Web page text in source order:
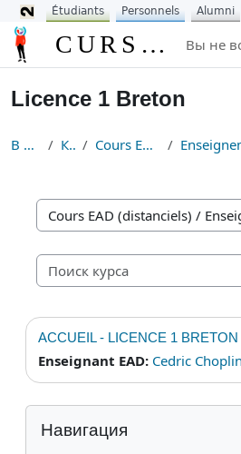
Перейти к основному содержанию
CURSUS Вы не
Licence 1 Breton
В начало Курсы Cours EAD (distanciels)
Категории курсов
ACCUEIL - LICENCE 1 BRETON
Enseignant EAD: Cedric Choplin
Блоки
Пропустить Навигация
Навигация
Étudiants Personnels Alumni